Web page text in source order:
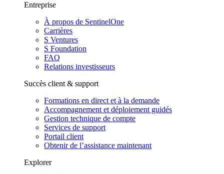
Entreprise
À propos de SentinelOne
Carrières
S Ventures
S Foundation
FAQ
Relations investisseurs
Succès client & support
Formations en direct et à la demande
Accompagnement et déploiement guidés
Gestion technique de compte
Services de support
Portail client
Obtenir de l’assistance maintenant
Explorer